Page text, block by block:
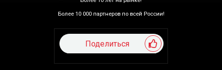
Более 10 000 партнеров по всей России!
Поделиться